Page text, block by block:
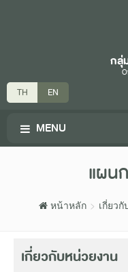
กลุ่
TH EN
MENU
แผน
หน้าหลัก เกี่ยว
เกี่ยวกับหน่วยงาน